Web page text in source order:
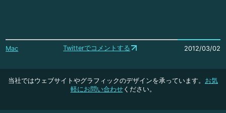
Mac Twitterでコメントする 2012/03/02
当社ではウェブサイトやグラフィックのデザインを承っています。 お気
軽にお問い合わせください。